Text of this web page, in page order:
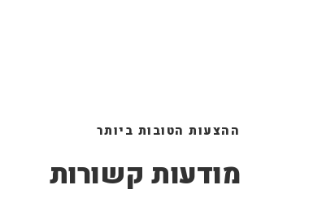
ההצעות הטובות ביותר
מודעות קשורות